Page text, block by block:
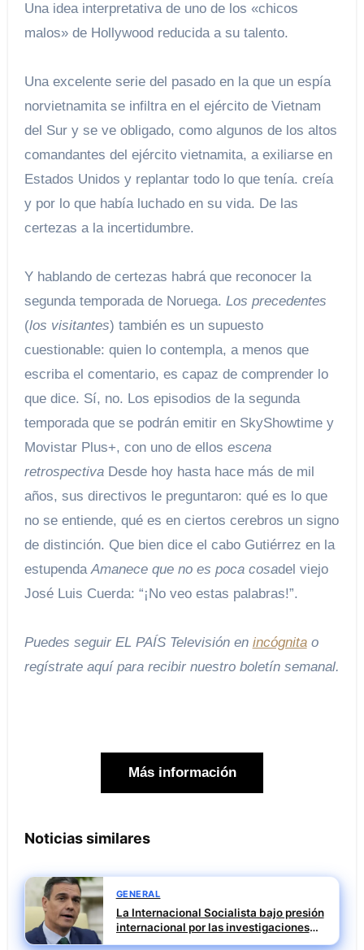
Una idea interpretativa de uno de los «chicos
malos» de Hollywood reducida a su talento.
Una excelente serie del pasado en la que un espía
norvietnamita se infiltra en el ejército de Vietnam
del Sur y se ve obligado, como algunos de los altos
comandantes del ejército vietnamita, a exiliarse en
Estados Unidos y replantar todo lo que tenía. creía
y por lo que había luchado en su vida. De las
certezas a la incertidumbre.
Y hablando de certezas habrá que reconocer la
segunda temporada de Noruega. Los precedentes
(los visitantes) también es un supuesto
cuestionable: quien lo contempla, a menos que
escriba el comentario, es capaz de comprender lo
que dice. Sí, no. Los episodios de la segunda
temporada que se podrán emitir en SkyShowtime y
Movistar Plus+, con uno de ellos escena
retrospectiva Desde hoy hasta hace más de mil
años, sus directivos le preguntaron: qué es lo que
no se entiende, qué es en ciertos cerebros un signo
de distinción. Que bien dice el cabo Gutiérrez en la
estupendaAmanece que no es poca cosadel viejo
José Luis Cuerda: “¡No veo estas palabras!”.
Puedes seguir EL PAÍS Televisión en incógnitao
regístrate aquí para recibir nuestro boletín semanal.
Más información
Noticias similares
GENERAL
La Internacional Socialista bajo presión
internacional por las investigaciones
contra el PSOE